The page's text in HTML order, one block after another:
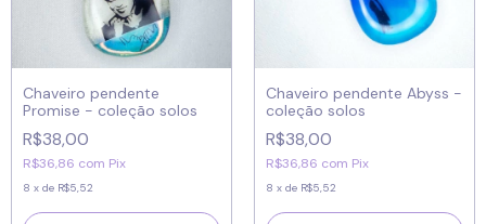
Chaveiro pendente
Promise - coleção solos
R$38,00
R$36,86 com Pix
8 x de R$5,52
Chaveiro pendente Abyss -
coleção solos
R$38,00
R$36,86 com Pix
8 x de R$5,52